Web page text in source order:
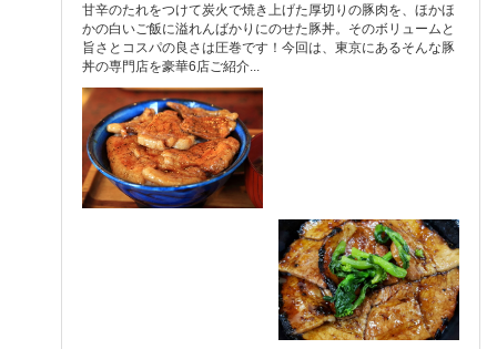
甘辛のたれをつけて炭火で焼き上げた厚切りの豚肉を、ほかほ
かの白いご飯に溢れんばかりにのせた豚丼。そのボリュームと
旨さとコスパの良さは圧巻です！今回は、東京にあるそんな豚
丼の専門店を豪華6店ご紹介...